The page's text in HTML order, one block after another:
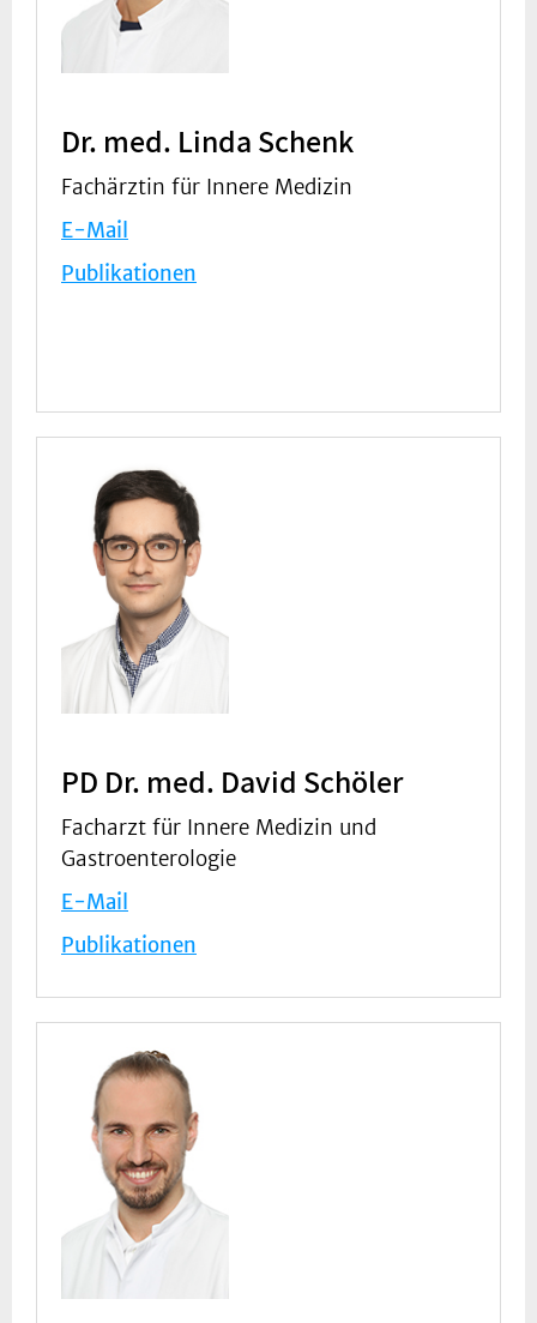
Dr. med. Linda Schenk
Fachärztin für Innere Medizin
E-Mail
Publikationen
PD Dr. med. David Schöler
Facharzt für Innere Medizin und
Gastroenterologie
E-Mail
Publikationen